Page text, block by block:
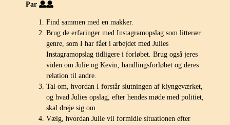
Par
Find sammen med en makker.
Brug de erfaringer med Instagramopslag som litterær
genre, som I har fået i arbejdet med Julies
Instagramopslag tidligere i forløbet. Brug også jeres
viden om Julie og Kevin, handlingsforløbet og deres
relation til andre.
Tal om, hvordan I forstår slutningen af klyngeværket,
og hvad Julies opslag, efter hendes møde med politiet,
skal dreje sig om.
Vælg, hvordan Julie vil formidle situationen efter